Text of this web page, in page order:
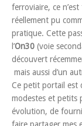
ferroviaire, ce
réellement pu
pratique. Cette
l’On30 (voie
découvert
mais aussi d’un
Ce petit portail est
modestes et petits
évolution, de